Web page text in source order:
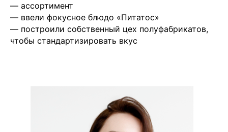
— ассортимент
— ввели фокусное блюдо «Питатос»
— построили собственный цех полуфабрикатов,
чтобы стандартизировать вкус